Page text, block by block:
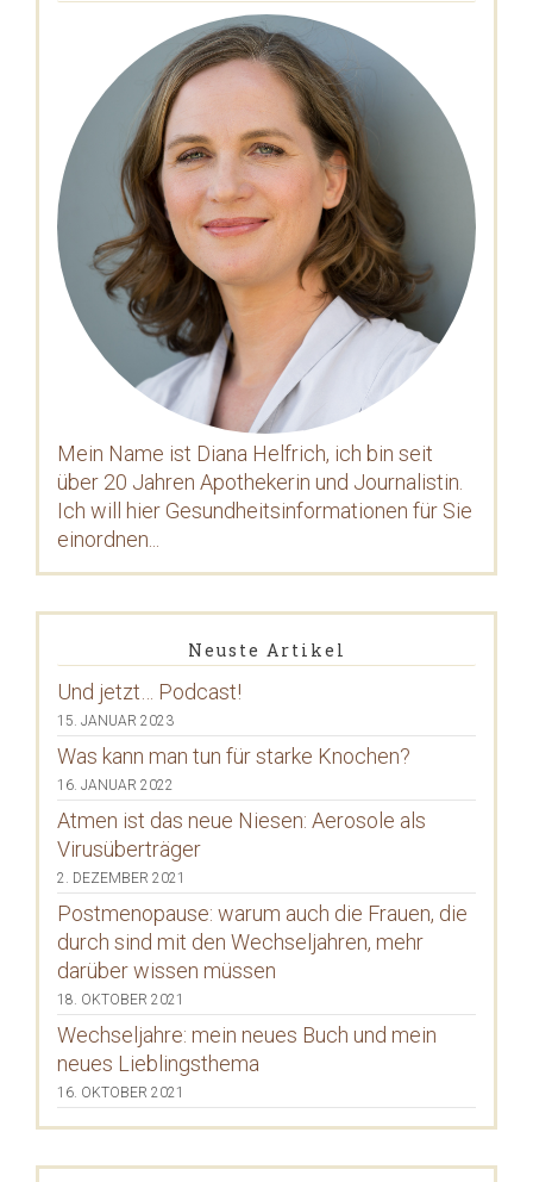
Mein Name ist Diana Helfrich, ich bin seit
über 20 Jahren Apothekerin und Journalistin.
Ich will hier Gesundheitsinformationen für Sie
einordnen...
Neuste Artikel
Und jetzt… Podcast!
15. JANUAR 2023
Was kann man tun für starke Knochen?
16. JANUAR 2022
Atmen ist das neue Niesen: Aerosole als
Virusüberträger
2. DEZEMBER 2021
Postmenopause: warum auch die Frauen, die
durch sind mit den Wechseljahren, mehr
darüber wissen müssen
18. OKTOBER 2021
Wechseljahre: mein neues Buch und mein
neues Lieblingsthema
16. OKTOBER 2021